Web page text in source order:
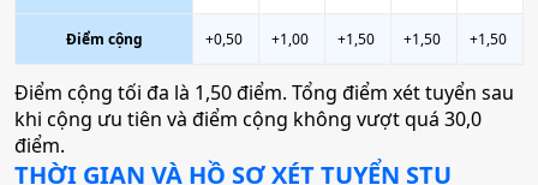
Mã ngành: 7510605
Tổ hợp:
(Toán, 2 môn bất kì); (Văn, 2 môn bất kì)
Công nghệ thực phẩm
• Phương thức xét tuyển:
• Tổ hợp:(Toán, 2 môn bất kì); (Văn, 2 môn bất kì)
8. Kỹ thuật máy tính
Điểm cộng +0,50 +1,00 +1,50 +1,50 +1,50
Điểm cộng tối đa là 1,50 điểm. Tổng điểm xét tuyển sau
khi cộng ưu tiên và điểm cộng không vượt quá 30,0
điểm.
THỜI GIAN VÀ HỒ SƠ XÉT TUYỂN STU